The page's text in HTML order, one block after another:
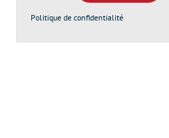
Politique de confidentialité